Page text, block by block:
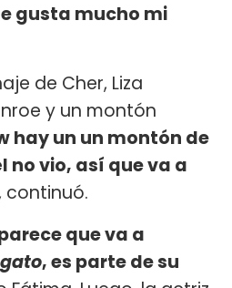
gusta mucho mi
de Cher, Liza
y un montón
hay un un montón de
no vio, así que va a
continuó.
que va a
, es parte de su